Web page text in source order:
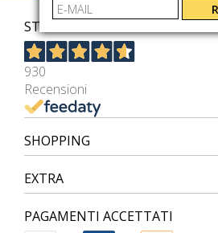
STORE
930
Recensioni
SHOPPING
EXTRA
PAGAMENTI ACCETTATI